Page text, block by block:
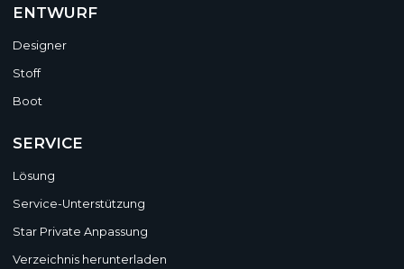
ENTWURF
Designer
Stoff
Boot
SERVICE
Lösung
Service-Unterstützung
Star Private Anpassung
Verzeichnis herunterladen